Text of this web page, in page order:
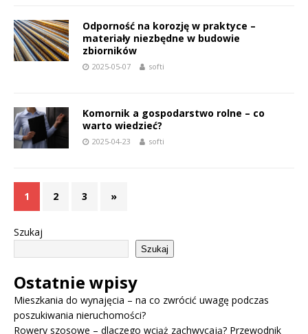
Odporność na korozję w praktyce –
materiały niezbędne w budowie
zbiorników
2025-05-07 softi
Komornik a gospodarstwo rolne – co
warto wiedzieć?
2025-04-23 softi
1 2 3 »
Szukaj
Szukaj
Ostatnie wpisy
Mieszkania do wynajęcia – na co zwrócić uwagę podczas
poszukiwania nieruchomości?
Rowery szosowe – dlaczego wciąż zachwycają? Przewodnik